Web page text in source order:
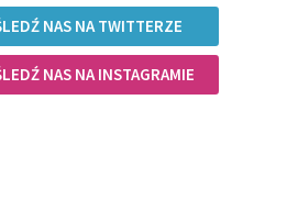
NAS NA TWITTERZE
NAS NA INSTAGRAMIE